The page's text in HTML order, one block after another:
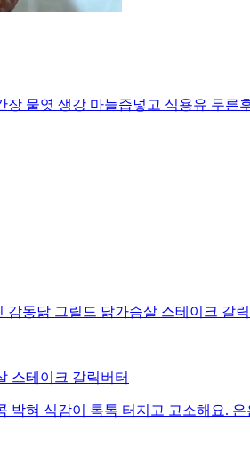
장 물엿 생강 마늘즙넣고 식용유 두
스테이크 갈릭버터
박혀 식감이 톡톡 터지고 고소해요.